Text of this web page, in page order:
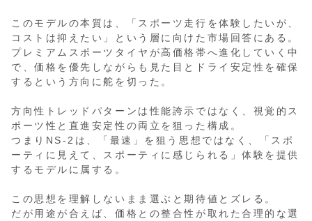
このモデルの本質は、「スポーツ走行を体験したいが、
コストは抑えたい」という層に向けた市場回答にある。
プレミアムスポーツタイヤが高価格帯へ進化していく中
で、価格を優先しながらも見た目とドライ安定性を確保
するという方向に舵を切った。
方向性トレッドパターンは性能誇示ではなく、視覚的ス
ポーツ性と直進安定性の両立を狙った構成。
つまりNS-2は、「最速」を狙う思想ではなく、「スポ
ーティに見えて、スポーティに感じられる」体験を提供
するモデルに属する。
この思想を理解しないまま選ぶと期待値とズレる。
だが用途が合えば、価格との整合性が取れた合理的な選